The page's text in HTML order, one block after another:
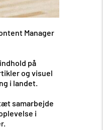
Manager
på
og visuel
i landet.
samarbejde
i